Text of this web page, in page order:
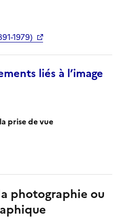
1979)
liés à l’image
prise de vue
photographie ou